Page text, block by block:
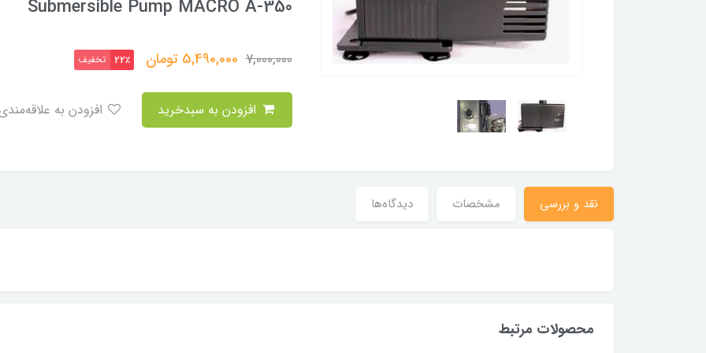
Submersible Pump MACRO A-350
7,000,000
5,490,000 تومان 22٪ تخفیف
نقد و بررسی مشخصات دیدگاه‌ها
محصولات مرتبط